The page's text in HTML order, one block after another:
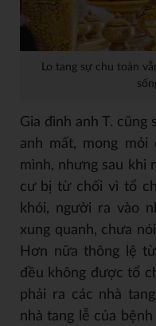
Lo tang sự chu toàn
Gia đình anh T. cũng
anh mất, mong mỏi
mình, nhưng sau khi
cư bị từ chối vì tổ
khói, người ra vào
xung quanh, chưa
Hơn nữa thông lệ
đều không được tổ
phải ra các nhà
nhà tang lễ của